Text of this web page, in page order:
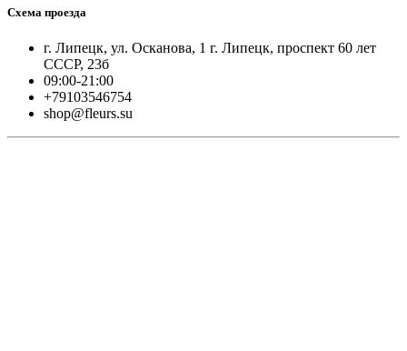
Схема проезда
г. Липецк, ул. Осканова, 1 г. Липецк, проспект 60 лет
СССР, 23б
09:00-21:00
+79103546754
shop@fleurs.su